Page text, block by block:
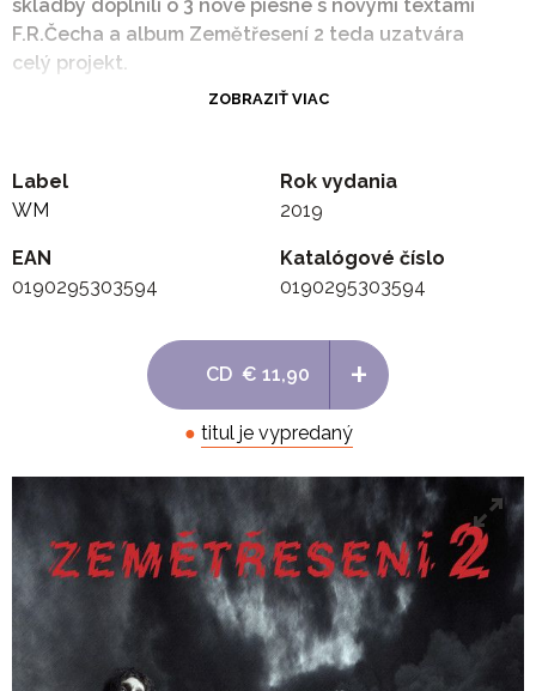
skladby doplnili o 3 nové piesne s novými textami
F.R.Čecha a album Zemětřesení 2 teda uzatvára
celý projekt.
3. Maratón
4. Znám tisíc duvodu
5. Alchymista
8. Sněhová královna
10. Ptají se lidé
ZOBRAZIŤ VIAC
Label
WM
Rok vydania
2019
EAN
0190295303594
Katalógové číslo
0190295303594
CD € 11,90 +
● titul je vypredaný